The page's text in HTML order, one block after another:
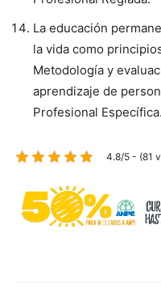
La educación
la vida como
Metodología y
aprendizaje de
Profesional Específica.
4.8/5 - (81